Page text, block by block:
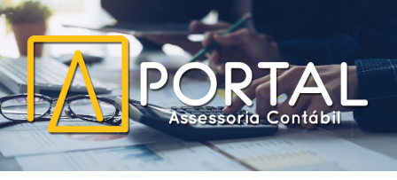
Blog Portal Assessoria